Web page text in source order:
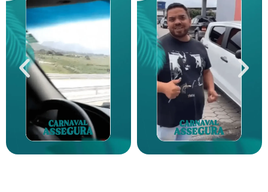
Associados Assegura Associados Assegura